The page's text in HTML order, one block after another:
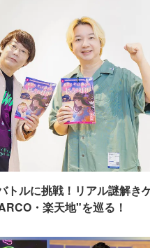
トルに挑戦！リアル謎解き
・楽天地"を巡る！